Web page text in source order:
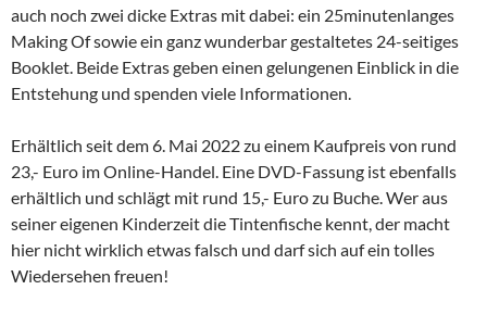
auch noch zwei dicke Extras mit dabei: ein 25minutenlanges
Making Of sowie ein ganz wunderbar gestaltetes 24-seitiges
Booklet. Beide Extras geben einen gelungenen Einblick in die
Entstehung und spenden viele Informationen.
Erhältlich seit dem 6. Mai 2022 zu einem Kaufpreis von rund
23,- Euro im Online-Handel. Eine DVD-Fassung ist ebenfalls
erhältlich und schlägt mit rund 15,- Euro zu Buche. Wer aus
seiner eigenen Kinderzeit die Tintenfische kennt, der macht
hier nicht wirklich etwas falsch und darf sich auf ein tolles
Wiedersehen freuen!